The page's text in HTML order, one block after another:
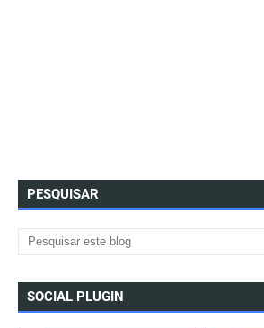
PESQUISAR
SOCIAL PLUGIN